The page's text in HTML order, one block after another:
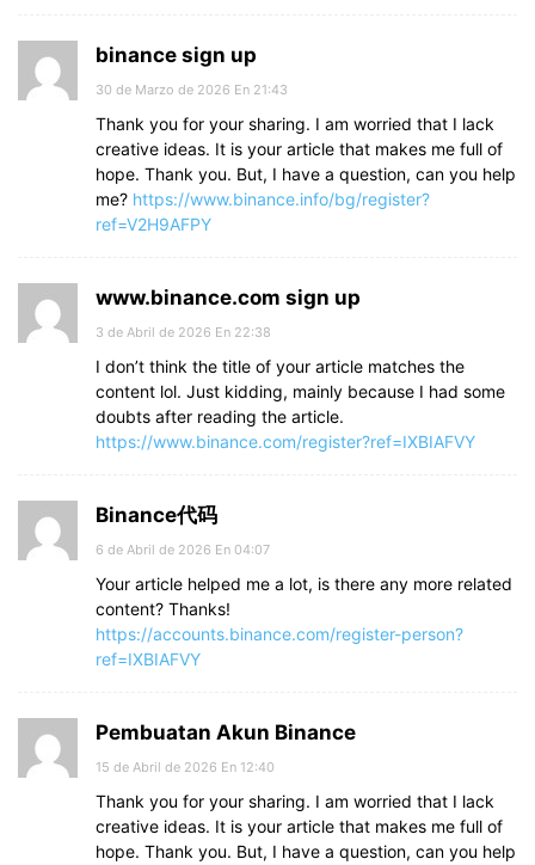
binance sign up
30 de Marzo de 2026 En 21:43
Thank you for your sharing. I am worried that I lack
creative ideas. It is your article that makes me full of
hope. Thank you. But, I have a question, can you help
me? https://www.binance.info/bg/register?
ref=V2H9AFPY
www.binance.com sign up
3 de Abril de 2026 En 22:38
I don’t think the title of your article matches the
content lol. Just kidding, mainly because I had some
doubts after reading the article.
https://www.binance.com/register?ref=IXBIAFVY
Binance代码
6 de Abril de 2026 En 04:07
Your article helped me a lot, is there any more related
content? Thanks!
https://accounts.binance.com/register-person?
ref=IXBIAFVY
Pembuatan Akun Binance
15 de Abril de 2026 En 12:40
Thank you for your sharing. I am worried that I lack
creative ideas. It is your article that makes me full of
hope. Thank you. But, I have a question, can you help